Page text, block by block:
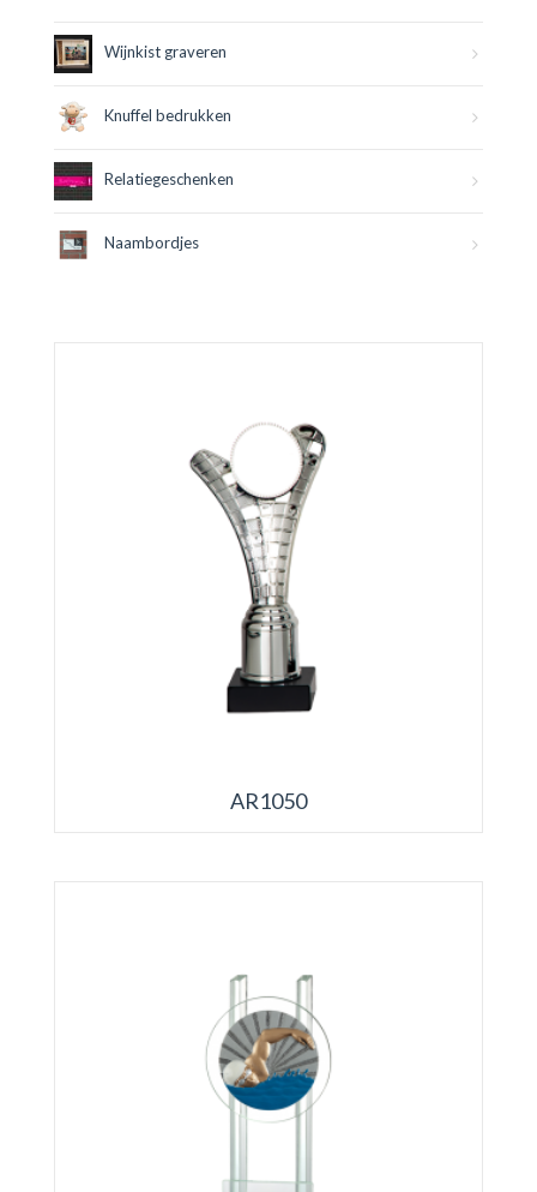
Wijnkist graveren
Knuffel bedrukken
Relatiegeschenken
Naambordjes
AR1050